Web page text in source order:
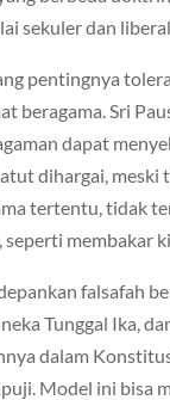
sekuler dan
pentingnya
beragama. Sri
dapat
dihargai, meski
tertentu, tidak
seperti membakar
falsafah
Tunggal Ika,
dalam
Model ini bisa